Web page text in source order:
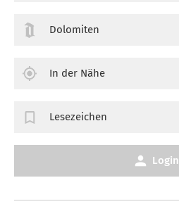
Dolomiten
In der Nähe
Lesezeichen
Login